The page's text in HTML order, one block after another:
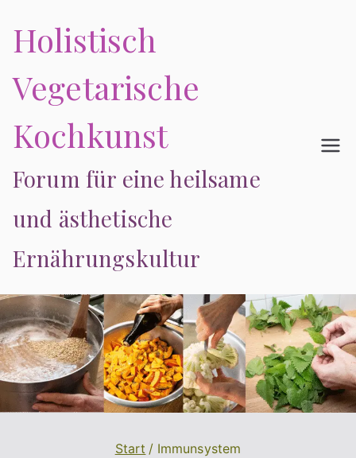
Inhalt
springen
Holistisch
Vegetarische
Kochkunst
Forum für eine heilsame
und ästhetische
Ernährungskultur
Start Immunsystem